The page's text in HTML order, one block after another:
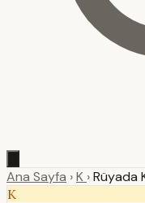
Ana Sayfa ›K ›Rüyada
K